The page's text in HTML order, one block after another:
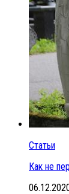
Статьи
Как не